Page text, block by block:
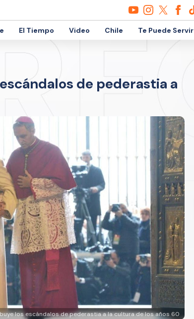
El Tiempo Video Chile Te Puede Servir
de pederastia a
los escándalos de pederastia a la cultura de los años 60